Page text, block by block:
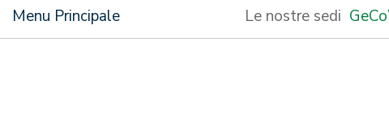
Menu Principale Le nostre sedi